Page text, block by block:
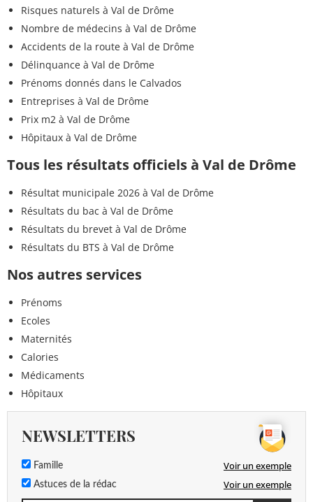
Risques naturels à Val de Drôme
Nombre de médecins à Val de Drôme
Accidents de la route à Val de Drôme
Délinquance à Val de Drôme
Prénoms donnés dans le Calvados
Entreprises à Val de Drôme
Prix m2 à Val de Drôme
Hôpitaux à Val de Drôme
Tous les résultats officiels à Val de Drôme
Résultat municipale 2026 à Val de Drôme
Résultats du bac à Val de Drôme
Résultats du brevet à Val de Drôme
Résultats du BTS à Val de Drôme
Nos autres services
Prénoms
Ecoles
Maternités
Calories
Médicaments
Hôpitaux
NEWSLETTERS
Famille Voir un exemple
Astuces de la rédac Voir un exemple